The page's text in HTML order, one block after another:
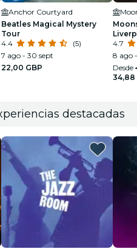
Anchor Courtyard
Beatles Magical Mystery
Tour
4.4
(5)
7 ago - 30 sept
22,00 GBP
4.7
8 ago
Desde
34,88
destacadas